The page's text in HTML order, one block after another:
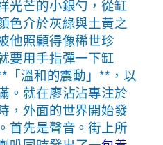
光芒的小銀勺，從缸
色介於灰綠與土黃之
他照顧得像稀世珍
要用手指彈一下缸
「溫和的震動」**，以
。就在廖沾沾專注於
，外面的世界開始發
首先是聲音。街上所